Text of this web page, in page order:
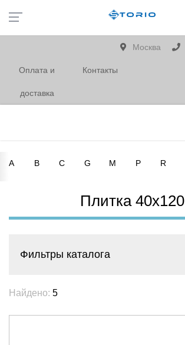
Москва
Оплата и
доставка
Контакты
A B C G M P R
Плитка 40х120
Найдено: 5
Фильтры каталога